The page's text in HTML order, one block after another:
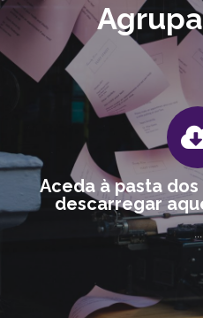
Aceda à pasta
descarregar
...